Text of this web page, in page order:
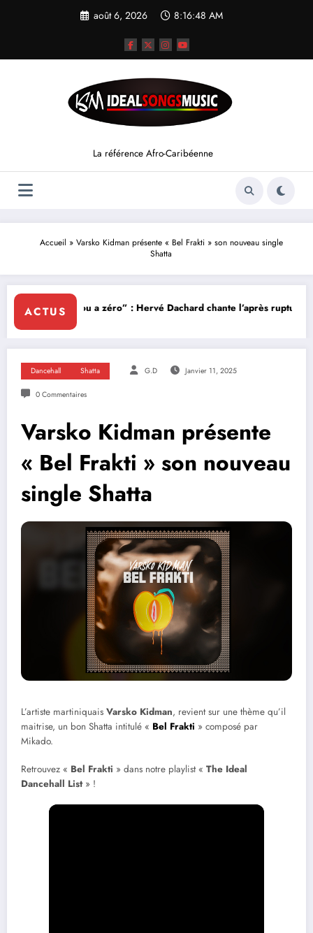
août 6, 2026 8:16:48 AM
La référence Afro-Caribéenne
Accueil » Varsko Kidman présente « Bel Frakti » son nouveau single
Shatta
ACTUS
“Lanmou a zéro” : Hervé Dachard chante l’après rupture
Dancehall Shatta G.D Janvier 11, 2025
0 Commentaires
Varsko Kidman présente
« Bel Frakti » son nouveau
single Shatta
L’artiste martiniquais Varsko Kidman, revient sur une thème qu’il
maitrise, un bon Shatta intitulé « Bel Frakti » composé par
Mikado.
Retrouvez « Bel Frakti » dans notre playlist « The Ideal
Dancehall List» !